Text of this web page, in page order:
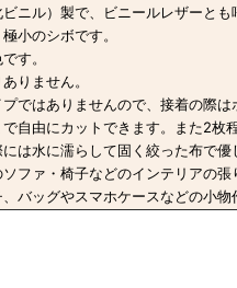
ビニル）製で、ビニールレザーとも
小のシボです。
す。
りません。
プではありませんので、接着の際
で自由にカットできます。また2枚
には水に濡らして固く絞った布で優
ソファ・椅子などのインテリアの張
、バッグやスマホケースなどの小物